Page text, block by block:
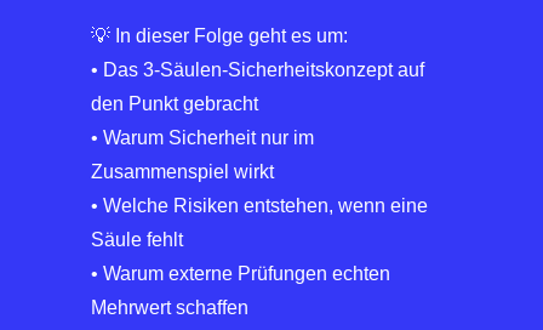
💡 In dieser Folge geht es um:
• Das 3-Säulen-Sicherheitskonzept auf
den Punkt gebracht
• Warum Sicherheit nur im
Zusammenspiel wirkt
• Welche Risiken entstehen, wenn eine
Säule fehlt
• Warum externe Prüfungen echten
Mehrwert schaffen